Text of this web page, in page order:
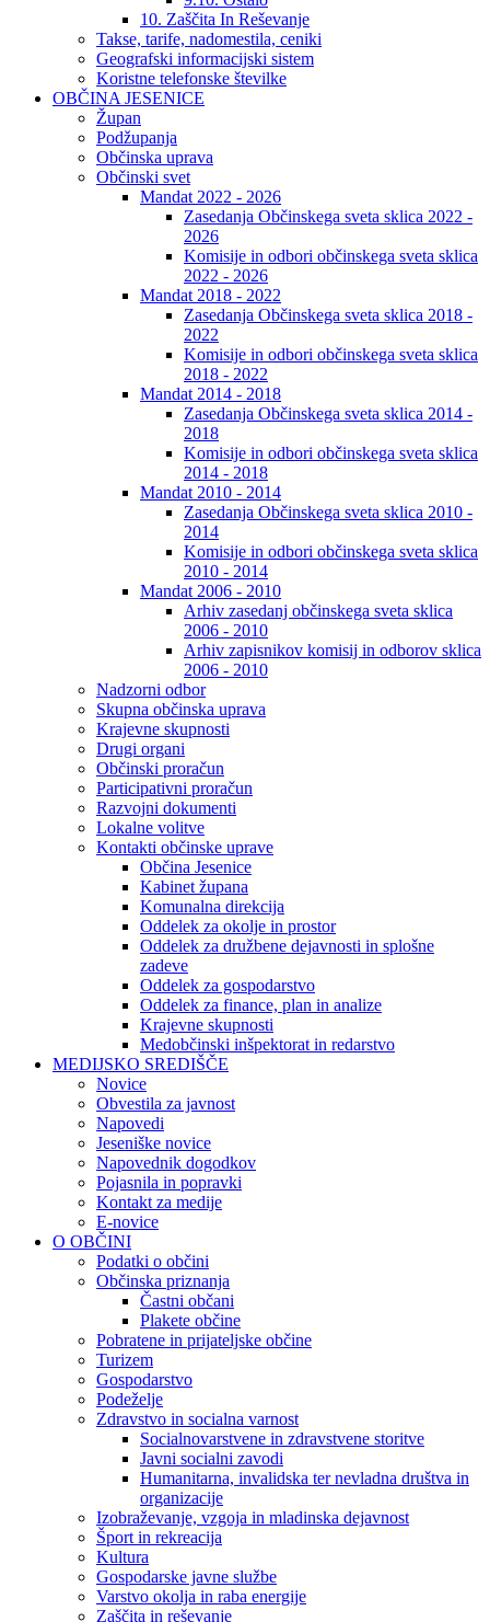
10. Zaščita In Reševanje
Takse, tarife, nadomestila, ceniki
Geografski informacijski sistem
Koristne telefonske številke
OBČINA JESENICE
Župan
Podžupanja
Občinska uprava
Občinski svet
Mandat 2022 - 2026
Zasedanja Občinskega sveta sklica 2022 -
2026
Komisije in odbori občinskega sveta sklica
2022 - 2026
Mandat 2018 - 2022
Zasedanja Občinskega sveta sklica 2018 -
2022
Komisije in odbori občinskega sveta sklica
2018 - 2022
Mandat 2014 - 2018
Zasedanja Občinskega sveta sklica 2014 -
2018
Komisije in odbori občinskega sveta sklica
2014 - 2018
Mandat 2010 - 2014
Zasedanja Občinskega sveta sklica 2010 -
2014
Komisije in odbori občinskega sveta sklica
2010 - 2014
Mandat 2006 - 2010
Arhiv zasedanj občinskega sveta sklica
2006 - 2010
Arhiv zapisnikov komisij in odborov sklica
2006 - 2010
Nadzorni odbor
Skupna občinska uprava
Krajevne skupnosti
Drugi organi
Občinski proračun
Participativni proračun
Razvojni dokumenti
Lokalne volitve
Kontakti občinske uprave
Občina Jesenice
Kabinet župana
Komunalna direkcija
Oddelek za okolje in prostor
Oddelek za družbene dejavnosti in splošne
zadeve
Oddelek za gospodarstvo
Oddelek za finance, plan in analize
Krajevne skupnosti
Medobčinski inšpektorat in redarstvo
MEDIJSKO SREDIŠČE
Novice
Obvestila za javnost
Napovedi
Jeseniške novice
Napovednik dogodkov
Pojasnila in popravki
Kontakt za medije
E-novice
O OBČINI
Podatki o občini
Občinska priznanja
Častni občani
Plakete občine
Pobratene in prijateljske občine
Turizem
Gospodarstvo
Podeželje
Zdravstvo in socialna varnost
Socialnovarstvene in zdravstvene storitve
Javni socialni zavodi
Humanitarna, invalidska ter nevladna društva in
organizacije
Izobraževanje, vzgoja in mladinska dejavnost
Šport in rekreacija
Kultura
Gospodarske javne službe
Varstvo okolja in raba energije
Zaščita in reševanje